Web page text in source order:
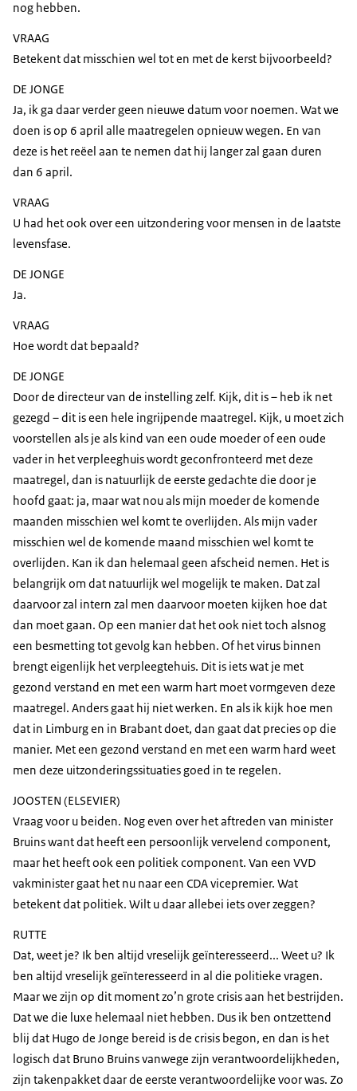
nog hebben.
VRAAG
Betekent dat misschien wel tot en met de kerst bijvoorbeeld?
DE JONGE
Ja, ik ga daar verder geen nieuwe datum voor noemen. Wat we
doen is op 6 april alle maatregelen opnieuw wegen. En van
deze is het reëel aan te nemen dat hij langer zal gaan duren
dan 6 april.
VRAAG
U had het ook over een uitzondering voor mensen in de laatste
levensfase.
DE JONGE
Ja.
VRAAG
Hoe wordt dat bepaald?
DE JONGE
Door de directeur van de instelling zelf. Kijk, dit is – heb ik net
gezegd – dit is een hele ingrijpende maatregel. Kijk, u moet zich
voorstellen als je als kind van een oude moeder of een oude
vader in het verpleeghuis wordt geconfronteerd met deze
maatregel, dan is natuurlijk de eerste gedachte die door je
hoofd gaat: ja, maar wat nou als mijn moeder de komende
maanden misschien wel komt te overlijden. Als mijn vader
misschien wel de komende maand misschien wel komt te
overlijden. Kan ik dan helemaal geen afscheid nemen. Het is
belangrijk om dat natuurlijk wel mogelijk te maken. Dat zal
daarvoor zal intern zal men daarvoor moeten kijken hoe dat
dan moet gaan. Op een manier dat het ook niet toch alsnog
een besmetting tot gevolg kan hebben. Of het virus binnen
brengt eigenlijk het verpleegtehuis. Dit is iets wat je met
gezond verstand en met een warm hart moet vormgeven deze
maatregel. Anders gaat hij niet werken. En als ik kijk hoe men
dat in Limburg en in Brabant doet, dan gaat dat precies op die
manier. Met een gezond verstand en met een warm hard weet
men deze uitzonderingssituaties goed in te regelen.
JOOSTEN (ELSEVIER)
Vraag voor u beiden. Nog even over het aftreden van minister
Bruins want dat heeft een persoonlijk vervelend component,
maar het heeft ook een politiek component. Van een VVD
vakminister gaat het nu naar een CDA vicepremier. Wat
betekent dat politiek. Wilt u daar allebei iets over zeggen?
RUTTE
Dat, weet je? Ik ben altijd vreselijk geïnteresseerd... Weet u? Ik
ben altijd vreselijk geïnteresseerd in al die politieke vragen.
Maar we zijn op dit moment zo’n grote crisis aan het bestrijden.
Dat we die luxe helemaal niet hebben. Dus ik ben ontzettend
blij dat Hugo de Jonge bereid is de crisis begon, en dan is het
logisch dat Bruno Bruins vanwege zijn verantwoordelijkheden,
zijn takenpakket daar de eerste verantwoordelijke voor was. Zo